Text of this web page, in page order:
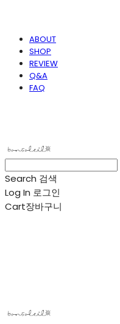
ABOUT
SHOP
REVIEW
Q&A
FAQ
Search 검색
Log In 로그인
Cart장바구니